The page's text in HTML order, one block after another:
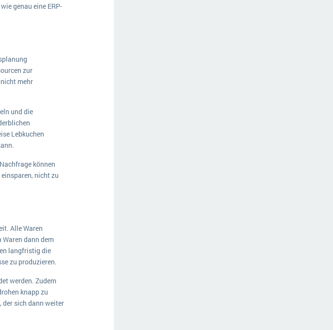
genau eine ERP-
zur
mehr
und die
Lebkuchen
können
nicht zu
Alle Waren
dann dem
langfristig die
zu produzieren.
werden. Zudem
knapp zu
der sich dann weiter